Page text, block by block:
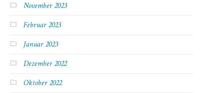
November 2023
Februar 2023
Januar 2023
Dezember 2022
Oktober 2022